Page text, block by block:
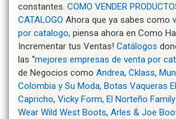
constantes. COMO VENDER
CATALOGO Ahora que ya sabes como
por catalogo, piensa ahora en Como
Incrementar tus Ventas! Catálogos
las “mejores empresas de venta por
de Negocios como Andrea, Cklass,
Colombia y Su Moda, Botas Vaqueras
Capricho, Vicky Form, El Norteño
Wear Wild West Boots, Arles & Joe